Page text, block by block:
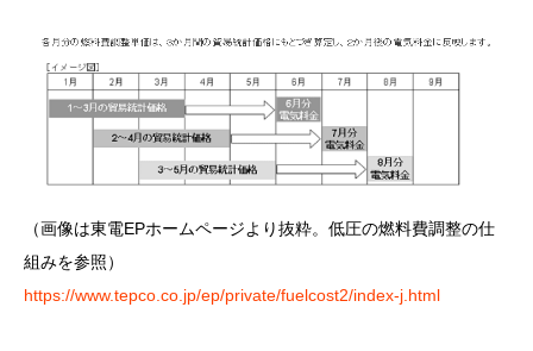
（画像は東電EPホームページより抜粋。低圧の燃料費調整の仕
組みを参照）
https://www.tepco.co.jp/ep/private/fuelcost2/index-j.html